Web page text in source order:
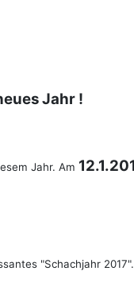
Jahr !
Jahr. Am
"Schachjahr